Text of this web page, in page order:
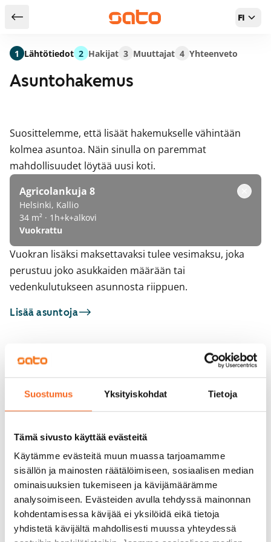
Suostumus Yksityiskohdat Tietoja
Tämä sivusto käyttää evästeitä
Käytämme evästeitä muun muassa tarjoamamme
sisällön ja mainosten räätälöimiseen, sosiaalisen median
ominaisuuksien tukemiseen ja kävijämäärämme
analysoimiseen. Evästeiden avulla tehdyssä mainonnan
kohdentamisessa kävijää ei yksilöidä eikä tietoja
yhdistetä kävijältä mahdollisesti muussa yhteydessä
Takaisin hakutuloksiin FI
Asuntohakemus
Suosittelemme, että lisäät hakemukselle vähintään
kolmea asuntoa. Näin sinulla on paremmat
mahdollisuudet löytää uusi koti.
Agricolankuja 8
Helsinki, Kallio
34 m² · 1h+k+alkovi
Vuokrattu
Vuokran lisäksi maksettavaksi tulee vesimaksu, joka
perustuu joko asukkaiden määrään tai
vedenkulutukseen asunnosta riippuen.
Lisää asuntoja
Sinua saattaisi kiinnostaa myös
1/14
Toinen linja 31
Helsinki, Kallio
Vapautumassa 1.10.
1/26
Hämeentie 44
Helsinki, Kallio
1 Lähtötiedot 2 Hakijat 3 Muuttajat 4 Yhteenveto